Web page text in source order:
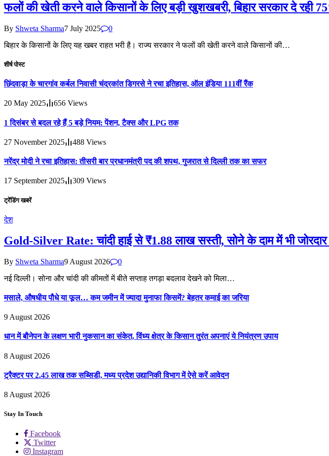
फलों की खेती करने वाले किसानों के लिए बड़ी खुशखबरी, बिहार सरकार दे रही
By Shweta Sharma7 July 2025
0
बिहार के किसानों के लिए यह खबर राहत भरी है। राज्य सरकार ने फलों की खेती करने वाले किसानों की…
शीर्ष पोस्ट
छिंदवाड़ा के चारगांव कर्बल निवासी चंद्रकांत डिगरसे ने रचा इतिहास, ऑल इंडिया 111वीं रैंक
20 May 2025 656 Views
1 दिसंबर से बदल रहे हैं 5 बड़े नियम: पेंशन, टैक्स और LPG तक
27 November 2025 488 Views
नरेंद्र मोदी ने रचा इतिहास: तीसरी बार प्रधानमंत्री पद की शपथ, गुजरात से दिल्ली तक का सफर
17 September 2025 309 Views
ट्रेंडिंग खबरें
देश
Gold-Silver Rate: चांदी हाई से ₹1.88 लाख सस्ती, सोने के दाम में भी
By Shweta Sharma9 August 2026
0
नई दिल्ली। सोना और चांदी की कीमतों में बीते सप्ताह तगड़ा बदलाव देखने को मिला…
मसाले, औषधीय पौधे या फूल… कम जमीन में ज्यादा मुनाफा किसमें? बेहतर कमाई का जरिया
9 August 2026
धान में बौनेपन के लक्षण भारी नुकसान का संकेत, विंध्य क्षेत्र के किसान तुरंत अपनाएं ये नियंत्रण उपाय
8 August 2026
ट्रैक्टर पर 2.45 लाख तक सब्सिडी, मध्य प्रदेश उद्यानिकी विभाग में ऐसे करें आवेदन
8 August 2026
Stay In Touch
Facebook
Twitter
Instagram